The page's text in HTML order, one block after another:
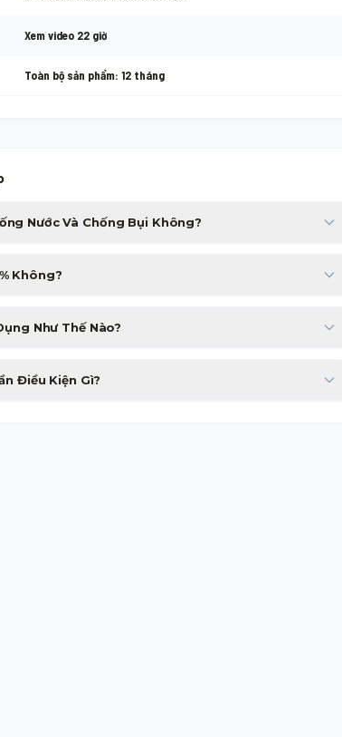
Xem video 22 giờ
Toàn bộ sản phẩm: 12 tháng
Nước Và Chống Bụi Không?
chống nước, chống bụi cao cấp, giúp bạn yên tâm sử dụng trong
Không?
góp 0% qua thẻ tín dụng và các công ty tài chính với thủ tục duyệt
Như Thế Nào?
nhà sản xuất sẽ được đổi máy mới tương đương trong 30 ngày đầu
Điều Kiện Gì?